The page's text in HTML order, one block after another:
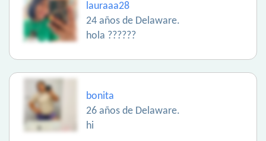
lauraaa28
24 años de Delaware.
hola ??????
bonita
26 años de Delaware.
hi